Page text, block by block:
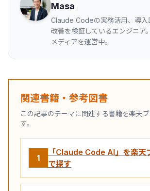
Masa
Claude Codeの実務活用、導入
改善を検証しているエンジニア
メディアを運営中。
関連書籍・参考図書
この記事のテーマに関連する書籍を楽天
す。
1
「Claude Code AI」を楽天
で探す